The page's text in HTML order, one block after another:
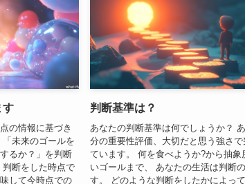
す
の情報に基づき
未来のゴールを
るか？」を判断
断をした時点で
して今時点での
判断基準は？
あなたの判断基準は何でしょうか？
分の重要性評価、大切だと思う強さで
ています。 何を食べようか?から抽象
いゴールまで、 あなたの生活は判断
す。 どのような判断をしたかによっ